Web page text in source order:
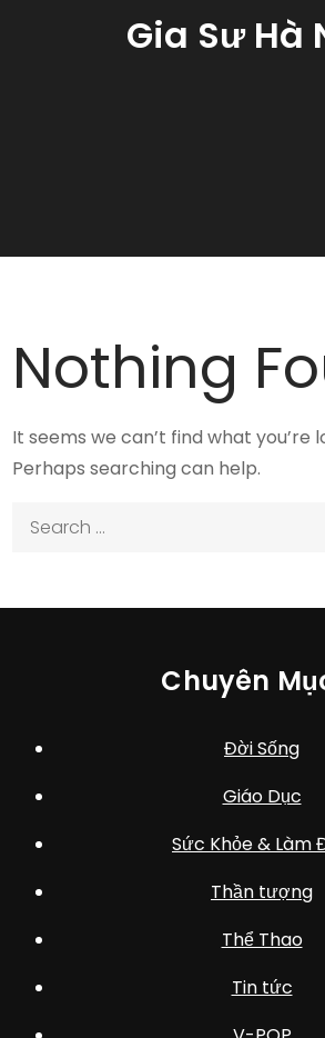
Gia Sư Hà
Nothing
It seems we can’t find what you’re
Perhaps searching can help.
Search
Chuyên
Đời Sống
Giáo Dục
Sức Khỏe & Làm
Thần tượng
Thể Thao
Tin tức